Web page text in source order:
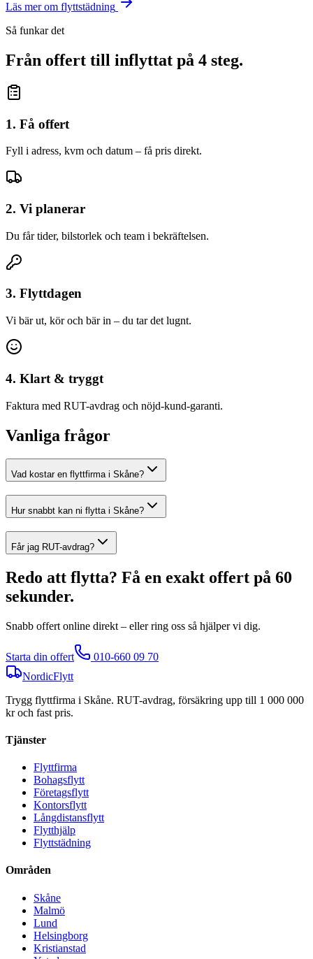
Läs mer om flyttstädning
Så funkar det
Från offert till inflyttat på 4 steg.
1. Få offert
Fyll i adress, kvm och datum – få pris direkt.
2. Vi planerar
Du får tider, bilstorlek och team i bekräftelsen.
3. Flyttdagen
Vi bär ut, kör och bär in – du tar det lugnt.
4. Klart & tryggt
Faktura med RUT-avdrag och nöjd-kund-garanti.
Vanliga frågor
Vad kostar en flyttfirma i Skåne?
Hur snabbt kan ni flytta i Skåne?
Får jag RUT-avdrag?
Redo att flytta? Få en exakt offert på 60
sekunder.
Snabb offert online direkt – eller ring oss så hjälper vi dig.
Starta din offert
010-660 09 70
NordicFlytt
Trygg flyttfirma i Skåne. RUT-avdrag, försäkring upp till 1 000 000
kr och fast pris.
Tjänster
Flyttfirma
Bohagsflytt
Företagsflytt
Kontorsflytt
Långdistansflytt
Flytthjälp
Flyttstädning
Områden
Skåne
Malmö
Lund
Helsingborg
Kristianstad